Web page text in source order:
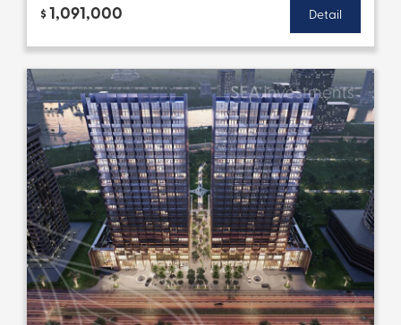
$ 1,091,000 Detail